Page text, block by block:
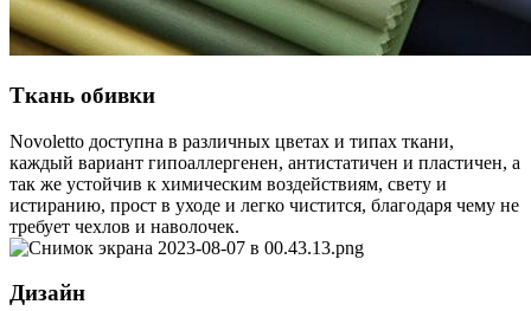
Ткань обивки
Novoletto доступна в различных цветах и типах ткани,
каждый вариант гипоаллергенен, антистатичен и пластичен, а
так же устойчив к химическим воздействиям, свету и
истиранию, прост в уходе и легко чистится, благодаря чему не
требует чехлов и наволочек.
Дизайн